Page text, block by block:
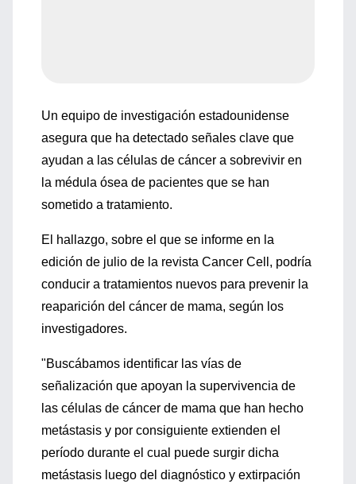
Un equipo de investigación estadounidense
asegura que ha detectado señales clave que
ayudan a las células de cáncer a sobrevivir en
la médula ósea de pacientes que se han
sometido a tratamiento.
El hallazgo, sobre el que se informe en la
edición de julio de la revista Cancer Cell, podría
conducir a tratamientos nuevos para prevenir la
reaparición del cáncer de mama, según los
investigadores.
"Buscábamos identificar las vías de
señalización que apoyan la supervivencia de
las células de cáncer de mama que han hecho
metástasis y por consiguiente extienden el
período durante el cual puede surgir dicha
metástasis luego del diagnóstico y extirpación